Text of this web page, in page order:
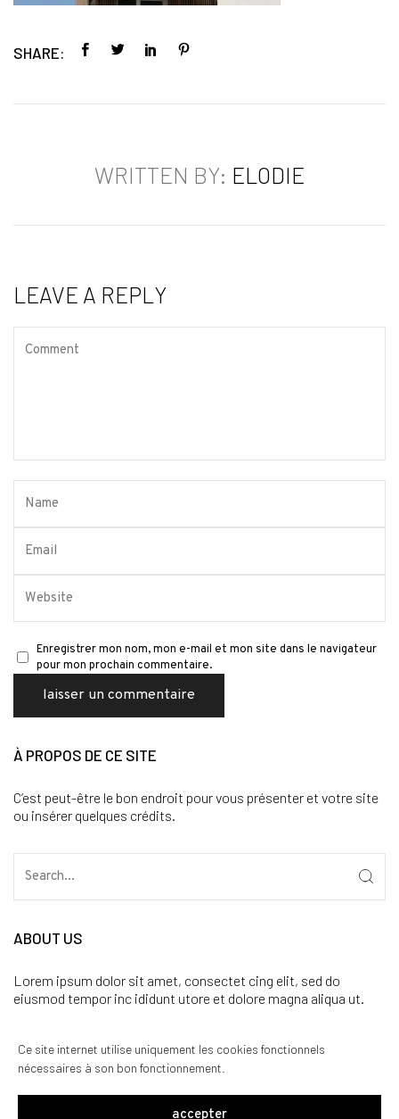
Ce site internet utilise uniquement les cookies fonctionnels
nécessaires à son bon fonctionnement.
accepter
SHARE:
WRITTEN BY: ELODIE
LEAVE A REPLY
Enregistrer mon nom, mon e-mail et mon site dans le navigateur
pour mon prochain commentaire.
À PROPOS DE CE SITE
C’est peut-être le bon endroit pour vous présenter et votre site
ou insérer quelques crédits.
ABOUT US
Lorem ipsum dolor sit amet, consectet cing elit, sed do
eiusmod tempor inc ididunt utore et dolore magna aliqua ut.
CATÉGORIES